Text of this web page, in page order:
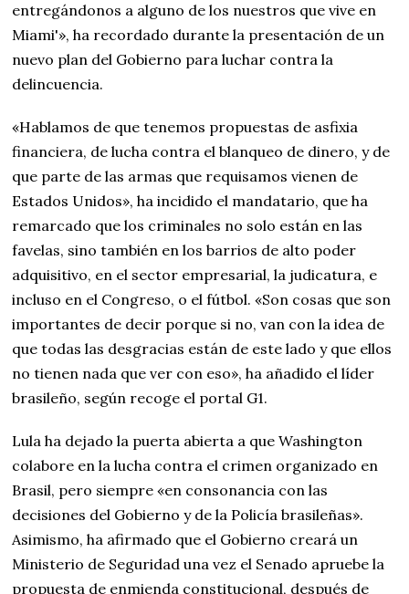
entregándonos a alguno de los nuestros que vive en
Miami'», ha recordado durante la presentación de un
nuevo plan del Gobierno para luchar contra la
delincuencia.
«Hablamos de que tenemos propuestas de asfixia
financiera, de lucha contra el blanqueo de dinero, y de
que parte de las armas que requisamos vienen de
Estados Unidos», ha incidido el mandatario, que ha
remarcado que los criminales no solo están en las
favelas, sino también en los barrios de alto poder
adquisitivo, en el sector empresarial, la judicatura, e
incluso en el Congreso, o el fútbol. «Son cosas que son
importantes de decir porque si no, van con la idea de
que todas las desgracias están de este lado y que ellos
no tienen nada que ver con eso», ha añadido el líder
brasileño, según recoge el portal G1.
Lula ha dejado la puerta abierta a que Washington
colabore en la lucha contra el crimen organizado en
Brasil, pero siempre «en consonancia con las
decisiones del Gobierno y de la Policía brasileñas».
Asimismo, ha afirmado que el Gobierno creará un
Ministerio de Seguridad una vez el Senado apruebe la
propuesta de enmienda constitucional, después de